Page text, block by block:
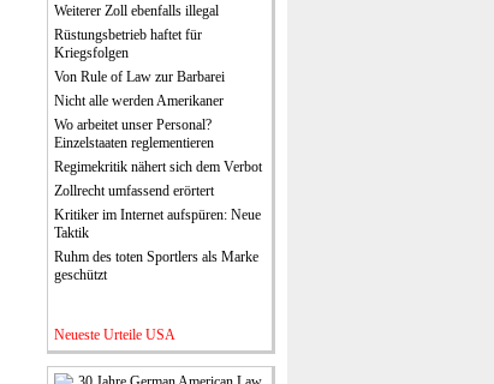
Weiterer Zoll ebenfalls illegal
Rüstungsbetrieb haftet für
Kriegsfolgen
Von Rule of Law zur Barbarei
Nicht alle werden Amerikaner
Wo arbeitet unser Personal?
Einzelstaaten reglementieren
Regimekritik nähert sich dem Verbot
Zollrecht umfassend erörtert
Kritiker im Internet aufspüren: Neue
Taktik
Ruhm des toten Sportlers als Marke
geschützt
Neueste Urteile USA